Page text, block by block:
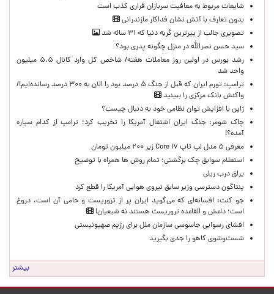
شایعات مربوط به معافیت سربازان فراری کذب است
بدون تعارف با آتش نشان فداکار مازندرانی
تصویری جالب از پیرترین گربه دنیا که ۳۱ ساله شد
سید حسن نصرالله در منزل چگونه پدری بود؟
رشد بورس در اولین روز معاملات هفته/ شاخص کل وارد کانال ۵.۵ میلیون
واحد شد
ترامپ: تورم ایران که قبل از جنگ ۵ درصد بود را الان به ۳۰۰ درصد رسانده‌ایم!/
واکنش بانک مرکزی را ببینید
ژاپن با افزایش توان نظامی خود به دنبال چیست؟
چاک شومر: جنگ ایران اشتغال آمریکا را تخریب کرد؛ ترامپ از کدام سیاره
آمده؟!
معرفی ۵ مدل لپ تاپ Core i۷ زیر ۲۰۰ میلیون تومان
استعلام سوابق چک برگشتی؛ تمام روش ها همراه با توضیح
یراق درب ریلی
پنتاگون دسترسی وزیر سابق نیروی هوایی آمریکا را قطع کرد
جو کنت: افسانه‌ای که می‌گوید ایران پر از تروریست و حامی آن است، دروغ
است؛ داعش و القاعده تروریست هستند نه شیعیان!
افشای رسوایی جاسوسی سازمان ملل برای رژیم صهیونیستی
شست‌وشوی کاهو را جدی بگیرید
بیشتر